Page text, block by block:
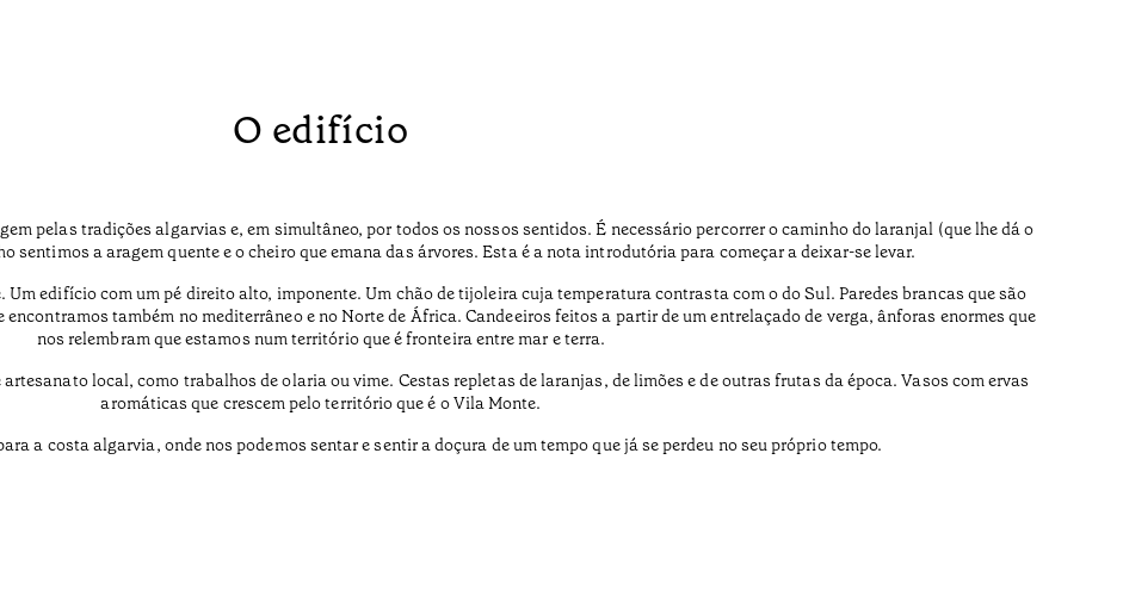
O edifício
pelas tradições algarvias e, em simultâneo, por todos os nossos sentidos. É necessário percorrer o caminho do laranjal (que lhe dá o
sentimos a aragem quente e o cheiro que emana das árvores. Esta é a nota introdutória para começar a deixar-se levar.
edifício com um pé direito alto, imponente. Um chão de tijoleira cuja temperatura contrasta com o do Sul. Paredes brancas que são
também no mediterrâneo e no Norte de África. Candeeiros feitos a partir de um entrelaçado de verga, ânforas enormes que
nos relembram que estamos num território que é fronteira entre mar e terra.
local, como trabalhos de olaria ou vime. Cestas repletas de laranjas, de limões e de outras frutas da época. Vasos com ervas
aromáticas que crescem pelo território que é o Vila Monte.
a costa algarvia, onde nos podemos sentar e sentir a doçura de um tempo que já se perdeu no seu próprio tempo.